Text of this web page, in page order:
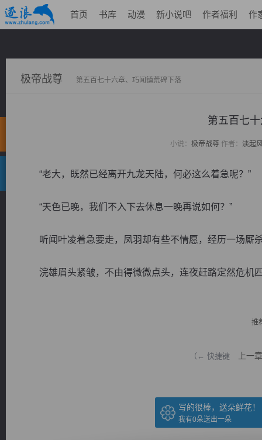
首页 书库 动漫 新小说吧 作者福利 作
极帝战尊 第五百七十六章、巧闻镇荒碑下落
第五百七
小说： 极帝战尊作者： 淡起
“老大，既然已经离开九龙天陆，何必这么着急呢？”
“天色已晚，我们不入下去休息一晚再说如何？”
听闻叶凌着急要走，凤羽却有些不情愿，经历一场厮
浣雄眉头紧皱，不由得微微点头，连夜赶路定然危机
推
（← 快捷键 上一章
写的很棒，送朵鲜花！
我有0朵送出一朵